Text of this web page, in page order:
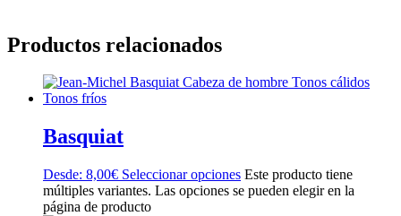
Productos relacionados
Basquiat
Desde: 8,00€ Seleccionar opciones Este producto tiene
múltiples variantes. Las opciones se pueden elegir en la
página de producto